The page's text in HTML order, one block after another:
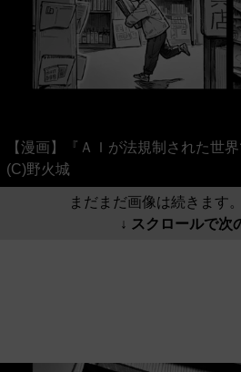
【漫画】『ＡＩが法規制された世
(C)野火城
まだまだ画像は続きます
↓ スクロールで次